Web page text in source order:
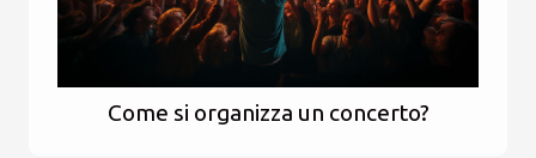
Come si organizza un concerto?